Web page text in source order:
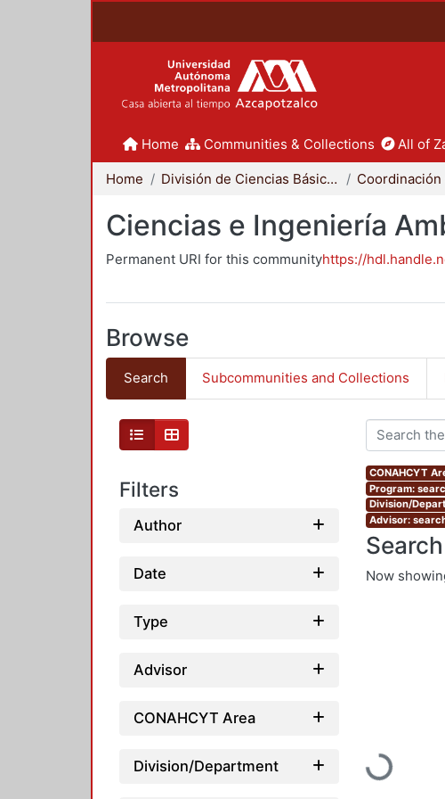
Home Communities & Collections All of
Home División de Ciencias Básicas e Ingeniería
Ciencias e Ingeniería
Permanent URI for this communityhttps://
Browse
Search Subcommunities and Collections
Filters
Author
Date
Type
Advisor
CONAHCYT Area
Division/Department
CONAHCYT
Program:
Division/
Advisor:
Now
Loading...